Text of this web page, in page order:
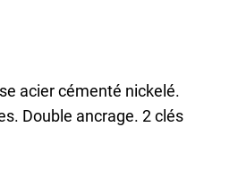
acier cémenté nickelé.
Double ancrage. 2 clés